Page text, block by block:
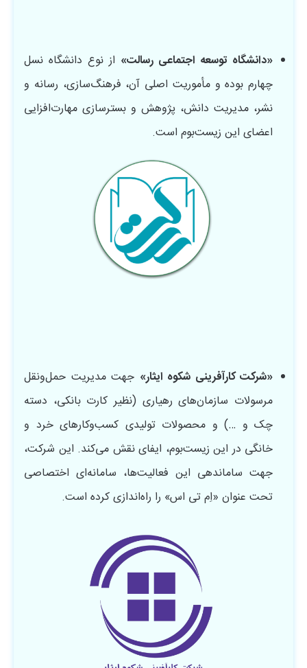
«دانشگاه توسعه اجتماعی رسالت» از نوع دانشگاه نسل
چهارم بوده و مأموریت اصلی آن، فرهنگ‌سازی، رسانه و
نشر، مدیریت دانش، پژوهش و بسترسازی مهارت‌افزایی
اعضای این زیست‌بوم است.
«شرکت کارآفرینی شکوه ایثار» جهت مدیریت حمل‌ونقل
مرسولات سازمان‌های رهیاری (نظیر کارت بانکی، دسته
چک و …) و محصولات تولیدی کسب‌وکارهای خرد و
خانگی در این زیست‌بوم، ایفای نقش می‌کند. این شرکت،
جهت ساماندهی این فعالیت‌ها، سامانه‌ای اختصاصی
تحت عنوان «اِم تی اس» را راه‌اندازی کرده است.